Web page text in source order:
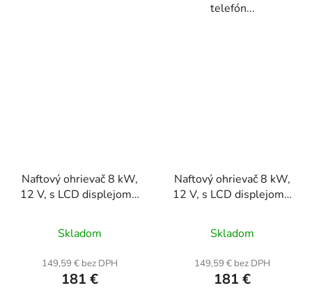
telefón...
Naftový ohrievač 8 kW,
12 V, s LCD displejom a
vhodný pre autá,
karavany a dielne
Skladom
149,59 € bez DPH
181 €
Naftový ohrievač 8 kW,
12 V, s LCD displejom a
vhodný pre autá,
karavany a dielne - biely
Skladom
149,59 € bez DPH
181 €